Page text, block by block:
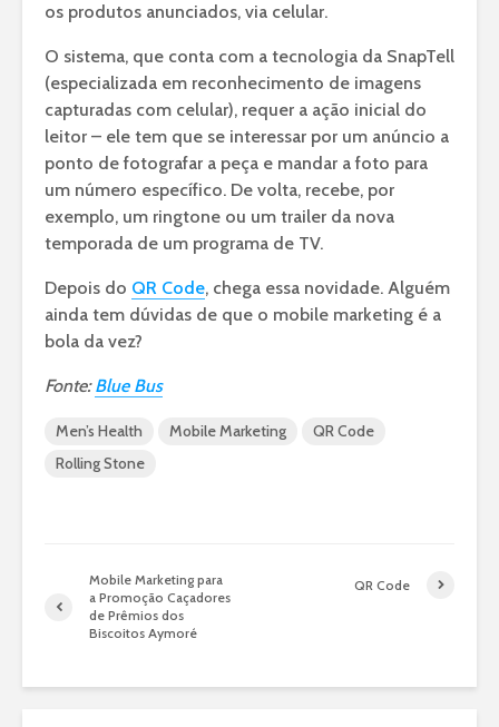
os produtos anunciados, via celular.
O sistema, que conta com a tecnologia da SnapTell
(especializada em reconhecimento de imagens
capturadas com celular), requer a ação inicial do
leitor – ele tem que se interessar por um anúncio a
ponto de fotografar a peça e mandar a foto para
um número específico. De volta, recebe, por
exemplo, um ringtone ou um trailer da nova
temporada de um programa de TV.
Depois do QR Code, chega essa novidade. Alguém
ainda tem dúvidas de que o mobile marketing é a
bola da vez?
Fonte:Blue Bus
Men’s Health Mobile Marketing
QR Code
Rolling Stone
Mobile Marketing para
a Promoção Caçadores
de Prêmios dos
Biscoitos Aymoré
QR Code